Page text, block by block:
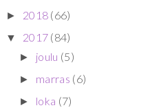
► 2018 (66)
▼ 2017 (84)
► joulu (5)
► marras (6)
► loka (7)